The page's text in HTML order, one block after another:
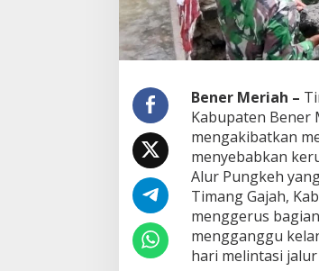
n
g
R
a
k
D
i
t
e
r
j
a
n
g
Bener Meriah –
Kabupaten Bener
mengakibatkan
menyebabkan
Alur Pungkeh
Timang Gajah,
menggerus
mengganggu
hari melintasi